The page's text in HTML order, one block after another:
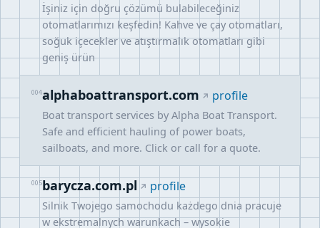
İşiniz için doğru çözümü bulabileceğiniz
otomatlarımızı keşfedin! Kahve ve çay otomatları,
soğuk içecekler ve atıştırmalık otomatları gibi
geniş ürün
004alphaboattransport.com profile
Boat transport services by Alpha Boat Transport.
Safe and efficient hauling of power boats,
sailboats, and more. Click or call for a quote.
005barycza.com.pl profile
Silnik Twojego samochodu każdego dnia pracuje
w ekstremalnych warunkach – wysokie